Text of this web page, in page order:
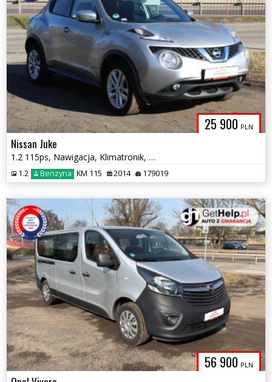
25 900 PLN
Nissan Juke
1.2 115ps, Nawigacja, Klimatronik, Nowy rozrząd
1.2 Benzyna KM 115 2014 179019
56 900 PLN